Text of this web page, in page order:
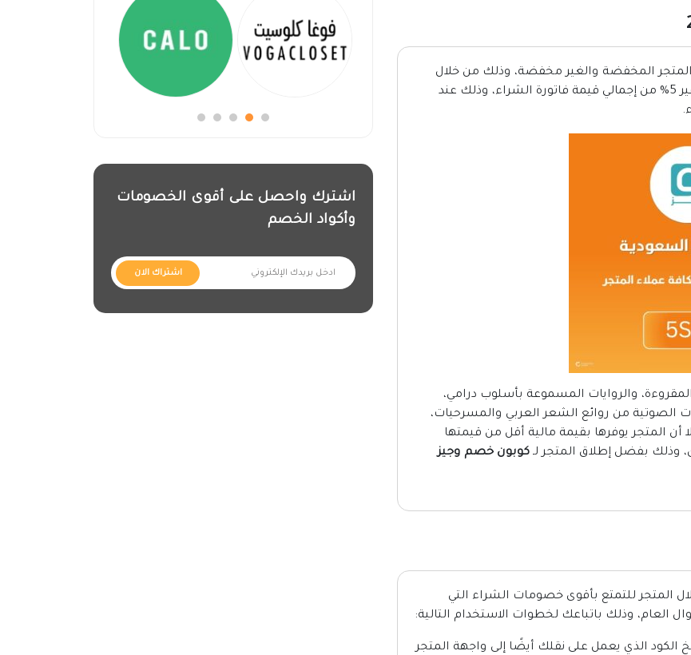
المخفضة والغير مخفضة، وذلك من خلال
زيارتك لموقعنا، تساعدك عروض الشراء هذه في توفير 5% من إجمالي قيمة فاتورة الشراء، وذلك عند
والروايات المسموعة بأسلوب درامي،
الصوتية من روائع الشعر العربي والمسرحيات،
أن المتجر يوفرها بقيمة مالية أقل من قيمتها
وذلك بفضل إطلاق المتجر لـ كوبون خصم وجيز
المتجر للتمتع بأقوى خصومات الشراء التي
العام، وذلك باتباعك لخطوات الاستخدام التالية:
الذي يعمل على نقلك أيضًا إلى واجهة المتجر
اشترك واحصل على أقوى الخصومات
وأكواد الخصم
اشتراك الان